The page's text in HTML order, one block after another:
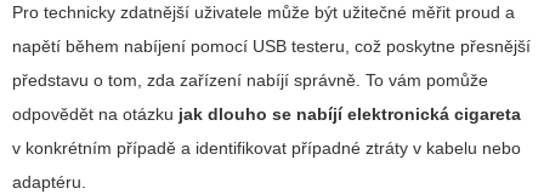
Pro technicky zdatnější uživatele může být užitečné měřit proud a
napětí během nabíjení pomocí USB testeru, což poskytne přesnější
představu o tom, zda zařízení nabíjí správně. To vám pomůže
odpovědět na otázku jak dlouho se nabíjí elektronická cigareta
v konkrétním případě a identifikovat případné ztráty v kabelu nebo
adaptéru.